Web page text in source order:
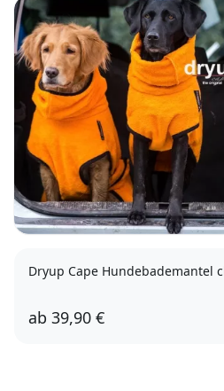
Dryup Cape Hundebademantel
ab 39,90 €